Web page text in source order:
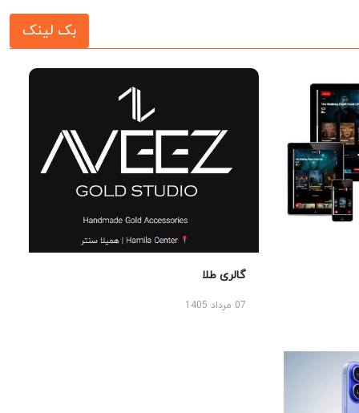
بک لینک
گالری طلا
07 مرداد 1405